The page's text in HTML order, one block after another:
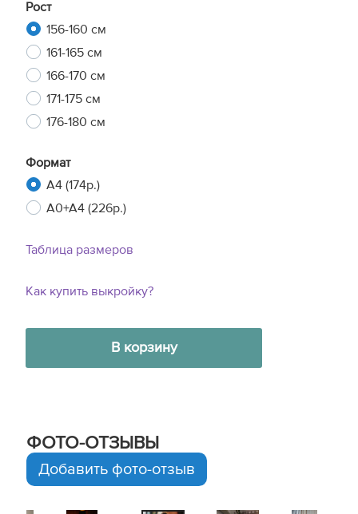
Рост
156-160 см
161-165 см
166-170 см
171-175 см
176-180 см
Формат
A4 (174р.)
A0+A4 (226р.)
Таблица размеров
Как купить выкройку?
В корзину
ФОТО-ОТЗЫВЫ
Добавить фото-отзыв